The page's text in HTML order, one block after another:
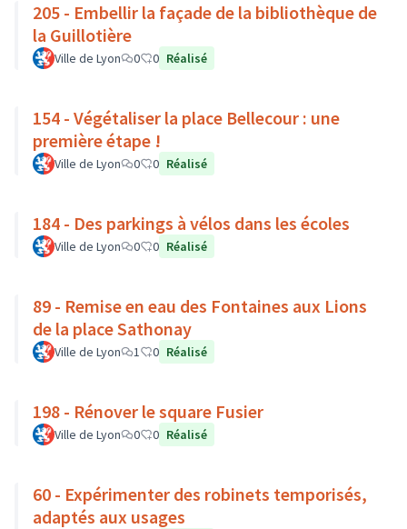
205 - Embellir la façade de la bibliothèque de
la Guillotière
Ville de Lyon 0 0 Réalisé
154 - Végétaliser la place Bellecour : une
première étape !
Ville de Lyon 0 0 Réalisé
184 - Des parkings à vélos dans les écoles
Ville de Lyon 0 0 Réalisé
89 - Remise en eau des Fontaines aux Lions
de la place Sathonay
Ville de Lyon 1 0 Réalisé
198 - Rénover le square Fusier
Ville de Lyon 0 0 Réalisé
60 - Expérimenter des robinets temporisés,
adaptés aux usages